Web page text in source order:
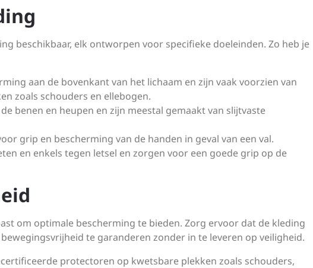
beschikbaar, elk ontworpen voor specifieke doeleinden. Zo heb je
aan de bovenkant van het lichaam en zijn vaak voorzien van
zoals schouders en ellebogen.
benen en heupen en zijn meestal gemaakt van slijtvaste
grip en bescherming van de handen in geval van een val.
en enkels tegen letsel en zorgen voor een goede grip op de
om optimale bescherming te bieden. Zorg ervoor dat de kleding
te garanderen zonder in te leveren op veiligheid.
protectoren op kwetsbare plekken zoals schouders,